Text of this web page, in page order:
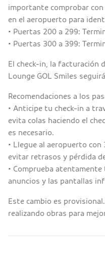
importante comprobar
en el aeropuerto para
• Puertas 200 a 299:
• Puertas 300 a 399:
El check-in, la facturación
Lounge GOL Smiles
Recomendaciones a los
• Anticipe tu check-in a
evita colas haciendo el
es necesario.
• Llegue al aeropuerto
evitar retrasos y pérdida
• Comprueba
anuncios y las pantallas
Este cambio es
realizando obras para